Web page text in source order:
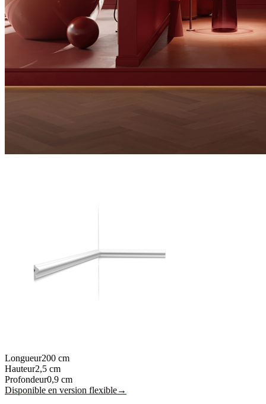
Longueur200 cm
Hauteur2,5 cm
Profondeur0,9 cm
Disponible en version flexible→